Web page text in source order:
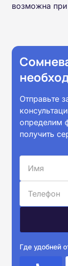
возможна при
Отправьте
определим
получить
Где удобней